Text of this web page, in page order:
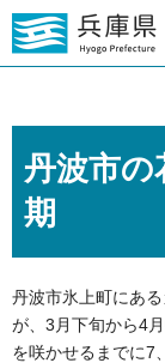
丹波市
期
丹波市氷上町にあ
が、3月下旬から4
を咲かせるまでに7